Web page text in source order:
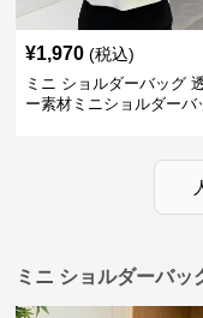
¥1,970 (税込)
ミニ ショルダーバッグ
ー素材ミニショルダーバ
ミニ ショルダーバッ